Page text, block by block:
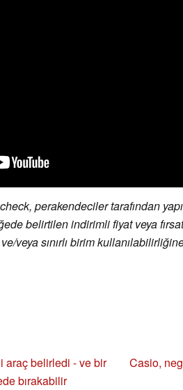
perakendeciler tarafından
belirtilen indirimli fiyat veya
veya sınırlı birim
araç belirledi - ve bir
bırakabilir
Casio,